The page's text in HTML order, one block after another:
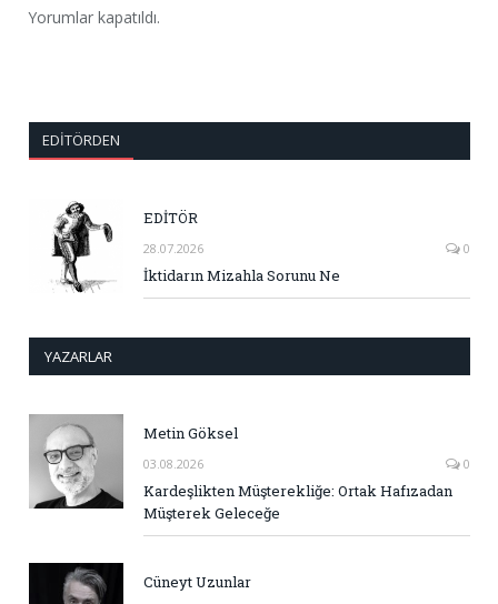
Yorumlar kapatıldı.
EDITÖRDEN
EDİTÖR
28.07.2026 0
İktidarın Mizahla Sorunu Ne
YAZARLAR
Metin Göksel
03.08.2026 0
Kardeşlikten Müşterekliğe: Ortak Hafızadan
Müşterek Geleceğe
Cüneyt Uzunlar